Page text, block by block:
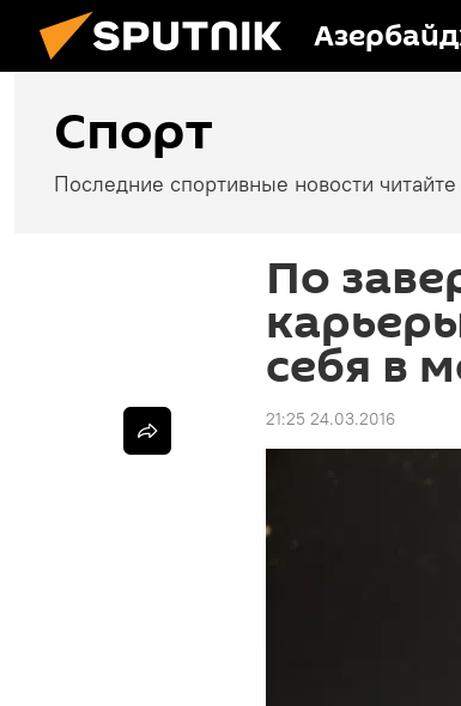
Спорт
Последние спортивные новости
По
себя в
21:25 24.03.2016